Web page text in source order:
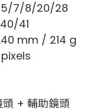
7/8/20/28
41
mm / 214 g
+ 輔助鏡頭